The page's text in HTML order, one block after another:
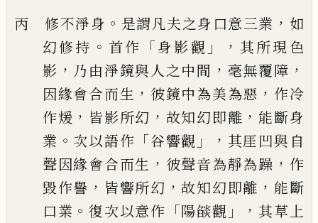
丙 修不淨身 。 是謂凡夫之身口意三業 ， 如
幻修持 。 首作 「身影觀 」，其所現色
影 ， 乃由淨鏡與人之中間 ， 毫無覆障 ，
因緣會合而生 ， 彼鏡中為美為惡 ， 作冷
作煖 ， 皆影所幻 ， 故知幻即離 ， 能斷身
業 。 次以語作 「谷響觀 」， 其厓凹與自
聲因緣會合而生 ， 彼聲音為靜為躁 ， 作
毀作譽 ， 皆響所幻 ，故知幻即離 ， 能斷
口業 。復次以意作 「陽燄觀 」，其草上